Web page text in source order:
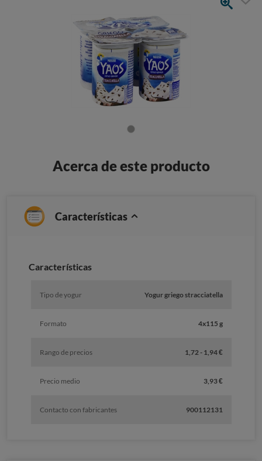
Acerca de este producto
Características
Características
Tipo de yogur Yogur griego stracciatella
Formato 4x115 g
Rango de precios 1,72 - 1,94 €
Precio medio 3,93 €
Contacto con fabricantes 900112131